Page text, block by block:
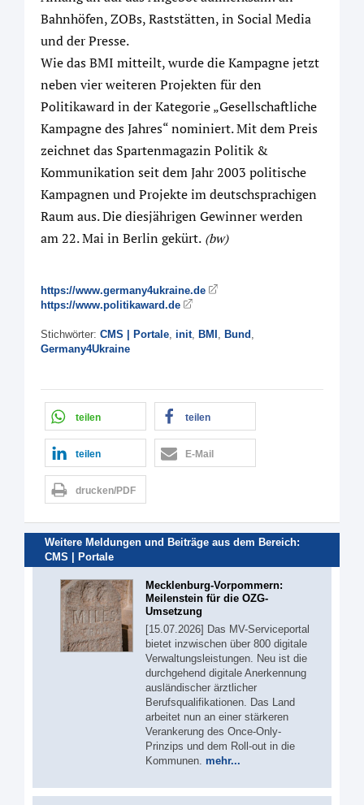
Bahnhöfen, ZOBs, Raststätten, in Social Media
und der Presse.
Wie das BMI mitteilt, wurde die Kampagne jetzt
neben vier weiteren Projekten für den
Politikaward in der Kategorie „Gesellschaftliche
Kampagne des Jahres“ nominiert. Mit dem Preis
zeichnet das Spartenmagazin Politik &
Kommunikation seit dem Jahr 2003 politische
Kampagnen und Projekte im deutschsprachigen
Raum aus. Die diesjährigen Gewinner werden
am 22. Mai in Berlin gekürt. (bw)
https://www.germany4ukraine.de
https://www.politikaward.de
Stichwörter: CMS | Portale init BMI Bund
Germany4Ukraine
teilen teilen
teilen E-Mail
drucken/PDF
Weitere Meldungen und Beiträge aus dem Bereich:
CMS | Portale
Mecklenburg-Vorpommern:
Meilenstein für die OZG-
Umsetzung
[15.07.2026] Das MV-Serviceportal
bietet inzwischen über 800 digitale
Verwaltungsleistungen. Neu ist die
durchgehend digitale Anerkennung
ausländischer ärztlicher
Berufsqualifikationen. Das Land
arbeitet nun an einer stärkeren
Verankerung des Once-Only-
Prinzips und dem Roll-out in die
Kommunen. mehr...